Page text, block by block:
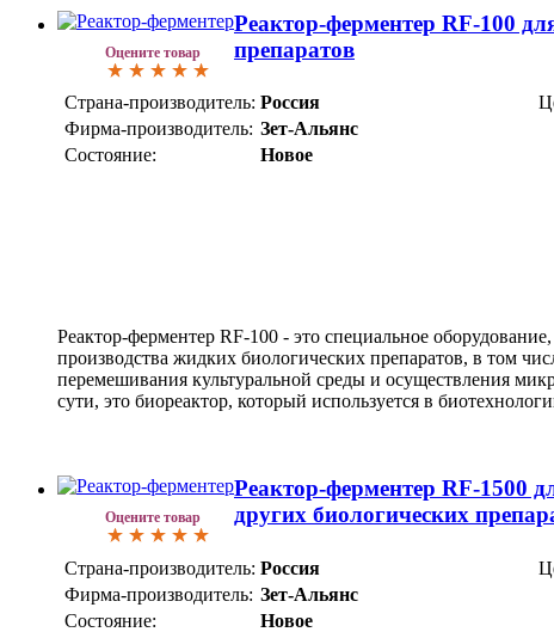
Оцените товар
Реактор-ферментер RF-100
препаратов
Страна-производитель: Россия
Фирма-производитель: Зет-Альянс
Состояние:
Новое
Реактор-ферментер RF-100 - это специальное
производства жидких биологических препаратов, в том
перемешивания культуральной среды и осуществления
сути, это биореактор, который используется в
Оцените товар
Реактор-ферментер RF-1500
других биологических
Страна-производитель: Россия
Фирма-производитель: Зет-Альянс
Состояние:
Новое